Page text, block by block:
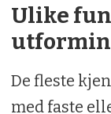
Ulike
De fleste
med faste